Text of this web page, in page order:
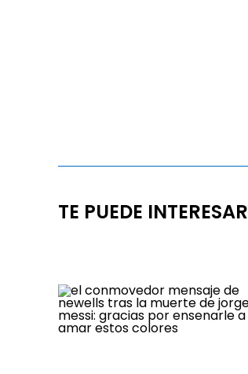
TE PUEDE INTERESAR